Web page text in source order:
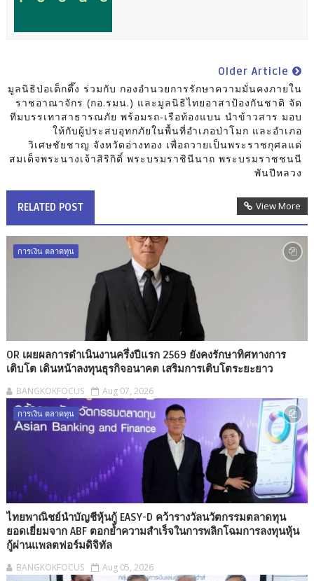
Older Article
มูลนิธิป่อเต็กตึ๊ง ร่วมกับ กองอำนวยการรักษาความมั่นคงภายใน
ราชอาณาจักร (กอ.รมน.) และมูลนิธิไทยอาสาป้องกันชาติ จัด
ทีมบรรเทาสาธารณภัย พร้อมรถ-เรือท้องแบน นำข้าวสาร มอบ
ให้กับผู้ประสบอุทกภัยในพื้นที่อำเภอป่าโมก และอำเภอ
วิเศษชัยชาญ จังหวัดอ่างทอง เพื่อถวายเป็นพระราชกุศลแด่
สมเด็จพระนางเจ้าสิริกิติ์ พระบรมราชินีนาถ พระบรมราชชนนี
พันปีหลวง
RELATED POST View More
การเงิน ตลาดทุน
OR เผยผลการดำเนินงานครึ่งปีแรก 2569 ยังคงรักษาทิศทางการ
เติบโต เดินหน้าลงทุนธุรกิจอนาคต เสริมการเติบโตระยะยาว
BANGKOKFOCUS Aug 07, 2026
การเงิน ตลาดทุน
ไทยพาณิชย์นำบัญชีหุ้นกู้ EASY-D คว้ารางวัลนวัตกรรมตลาดทุน
ยอดเยี่ยมจาก ABF ตอกย้ำความสำเร็จในการพลิกโฉมการลงทุนหุ้น
กู้ผ่านแพลตฟอร์มดิจิทัล
BANGKOKFOCUS Aug 05, 2026